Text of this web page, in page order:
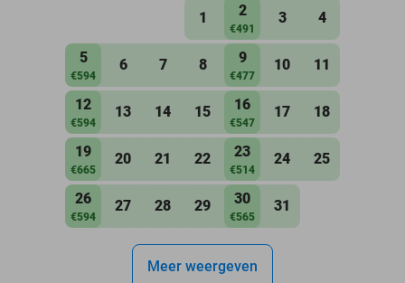
1 2
€491
3 4
5
€594
6 7 8 9
€477
10 11
12
€594
13 14 15 16
€547
17 18
19
€665
20 21 22 23
€514
24 25
26
€594
27 28 29 30
€565
31
Meer weergeven